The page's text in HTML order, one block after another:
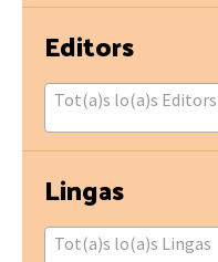
Editors
Tot(a)s lo(a)s Editors
Lingas
Tot(a)s lo(a)s Lingas